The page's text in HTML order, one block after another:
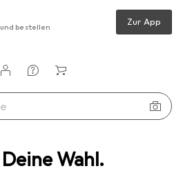
Wahl.
bestellen Zur App
Hager HIM406